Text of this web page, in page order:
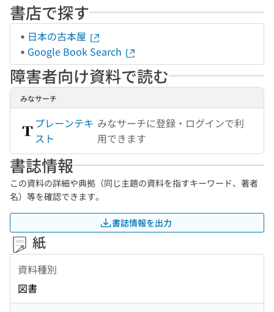
書店で探す
日本の古本屋
Google Book Search
障害者向け資料で読む
みなサーチ
プレーンテキ
スト
みなサーチに登録・ログインで利
用できます
書誌情報
この資料の詳細や典拠（同じ主題の資料を指すキーワード、著者
名）等を確認できます。
書誌情報を出力
紙
資料種別
図書